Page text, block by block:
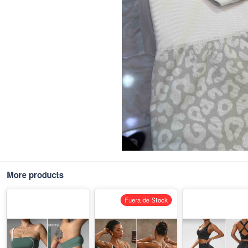
More products
Fuera de Stock